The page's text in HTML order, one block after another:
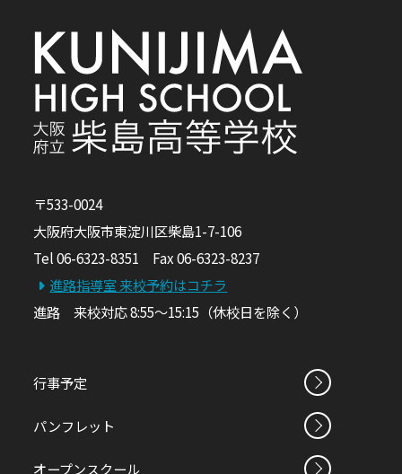
〒533-0024
大阪府大阪市東淀川区柴島1-7-106
Tel 06-6323-8351 Fax 06-6323-8237
進路指導室 来校予約はコチラ
進路 来校対応 8:55～15:15（休校日を除く）
行事予定
パンフレット
オープンスクール